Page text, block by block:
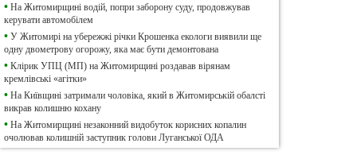
• На Житомирщині водій, попри заборону суду, продовжував
керувати автомобілем
• У Житомирі на убережжі річки Крошенка екологи виявили ще
одну двометрову огорожу, яка має бути демонтована
• Клірик УПЦ (МП) на Житомирщині роздавав вірянам
кремлівські «агітки»
• На Київщині затримали чоловіка, який в Житомирській обалсті
викрав колишню кохану
• На Житомирщині незаконний видобуток корисних копалин
очолював колишній заступник голови Луганської ОДА